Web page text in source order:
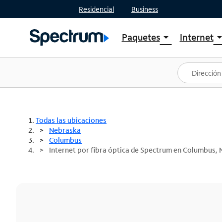
Residencial Business
Paquetesarrow_drop_down
Ver paquetes
Spectrum One
Mejores ofertas
Internetarrow_drop_down
Planes
Todas las ubicaciones
Nebraska
Columbus
Internet por fibra óptica de Spectrum en Columbus,